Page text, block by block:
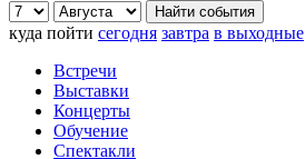
куда пойти сегодня завтра в выходные
Встречи
Выставки
Концерты
Обучение
Спектакли